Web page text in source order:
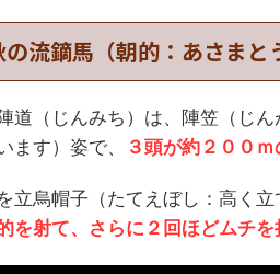
流鏑馬（朝的：あさまと
道（じんみち）は、陣笠（じ
ます）姿で、
３頭が約２００
立烏帽子（たてえぼし：高く立
を射て、さらに２回ほどムチ